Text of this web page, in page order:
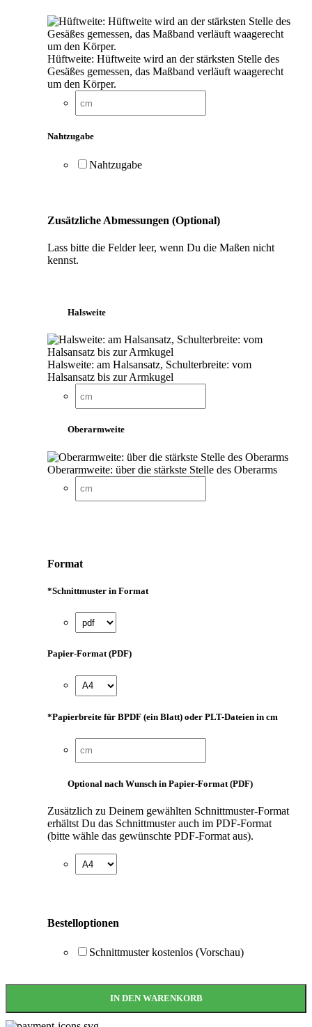
Hüftweite: Hüftweite wird an der stärksten Stelle des
Gesäßes gemessen, das Maßband verläuft waagerecht
um den Körper.
Nahtzugabe
Nahtzugabe
Zusätzliche Abmessungen (Optional)
Lass bitte die Felder leer, wenn Du die Maßen nicht
kennst.
Halsweite
Halsweite: am Halsansatz, Schulterbreite: vom
Halsansatz bis zur Armkugel
Oberarmweite
Oberarmweite: über die stärkste Stelle des Oberarms
Format
*Schnittmuster in Format
Papier-Format (PDF)
*Papierbreite für BPDF (ein Blatt) oder PLT-Dateien in cm
Optional nach Wunsch in Papier-Format (PDF)
Zusätzlich zu Deinem gewählten Schnittmuster-Format
erhältst Du das Schnittmuster auch im PDF-Format
(bitte wähle das gewünschte PDF-Format aus).
Bestelloptionen
Schnittmuster kostenlos (Vorschau)
IN DEN WARENKORB